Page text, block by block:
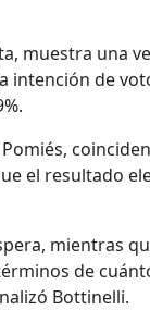
muestra una
intención de
el resultado
mientras
de
Bottinelli.